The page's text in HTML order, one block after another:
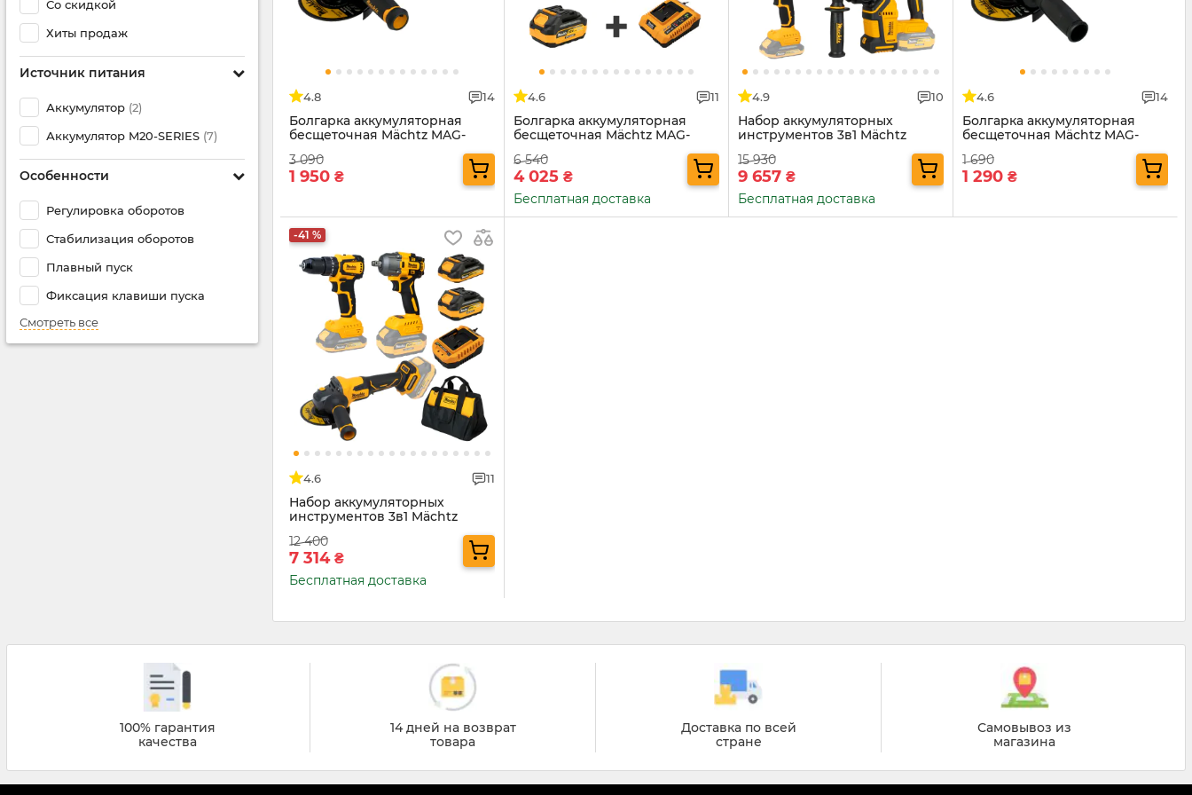
Со скидкой
Хиты продаж
Источник питания
Аккумулятор (2)
Аккумулятор M20-SERIES (7)
Особенности
Регулировка оборотов
Стабилизация оборотов
Плавный пуск
Фиксация клавиши пуска
Смотреть все
4.8 14
Болгарка аккумуляторная
бесщеточная Mächtz MAG-
3 090
1 950 ₴
4.6 11
Болгарка аккумуляторная
бесщеточная Mächtz MAG-
6 540
4 025 ₴
Бесплатная доставка
4.9 10
Набор аккумуляторных
инструментов 3в1 Mächtz
15 930
9 657 ₴
Бесплатная доставка
4.6 14
Болгарка аккумуляторная
бесщеточная Mächtz MAG-
1 690
1 290 ₴
-41 %
4.6 11
Набор аккумуляторных
инструментов 3в1 Mächtz
12 400
7 314 ₴
Бесплатная доставка
100% гарантия
качества
14 дней на возврат
товара
Доставка по всей
стране
Самовывоз из
магазина